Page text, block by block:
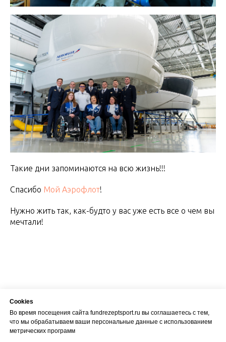
Такие дни запоминаются на всю жизнь!!!
Спасибо Мой Аэрофлот!
Нужно жить так, как-будто у вас уже есть все о чем вы
мечтали!
Cookies
Во время посещения сайта fundrezeptsport.ru вы соглашаетесь с тем,
что мы обрабатываем ваши персональные данные с использованием
метрических программ